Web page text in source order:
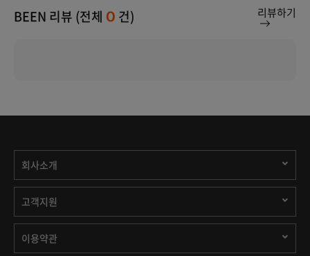
BEEN 리뷰 (전체 0 건) 리뷰하기
회사소개
고객지원
이용약관